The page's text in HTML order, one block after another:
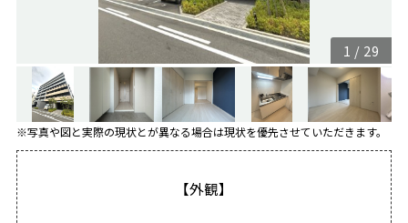
1 / 29
※写真や図と実際の現状とが異なる場合は現状を優先させていただきます。
【外観】